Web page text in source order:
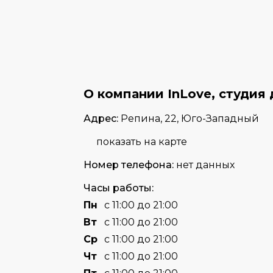
О компании InLove, студия
Адрес: Репина, 22, Юго-Западный
показать на карте
Номер телефона: нет данных
Часы работы:
Пн
с 11:00 до 21:00
Вт
с 11:00 до 21:00
Cр с 11:00 до 21:00
Чт
с 11:00 до 21:00